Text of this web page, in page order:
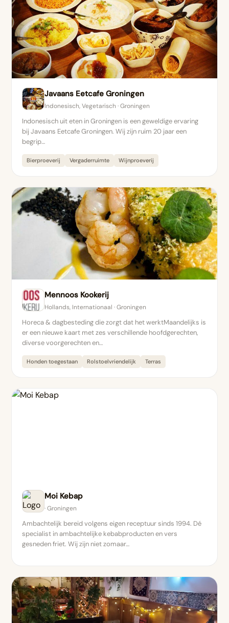
Javaans Eetcafe Groningen
Indonesisch, Vegetarisch · Groningen
Indonesisch uit eten in Groningen is een geweldige ervaring
bij Javaans Eetcafe Groningen. Wij zijn ruim 20 jaar een
begrip…
Bierproeverij Vergaderruimte Wijnproeverij
Mennoos Kookerij
Hollands, Internationaal · Groningen
Horeca & dagbesteding die zorgt dat het werktMaandelijks is
er een nieuwe kaart met zes verschillende hoofdgerechten,
diverse voorgerechten en…
Honden toegestaan Rolstoelvriendelijk Terras
Moi Kebap
· Groningen
Ambachtelijk bereid volgens eigen receptuur sinds 1994. Dé
specialist in ambachtelijke kebabproducten en vers
gesneden friet. Wij zijn niet zomaar…